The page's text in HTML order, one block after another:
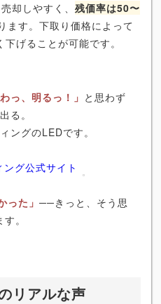
却しやすく、 残価率は50〜
ます。下取り価格によって
げることが可能です。
わっ、明るっ！」 と思わず
る。
ングのLEDです。
グ公式サイト
った」 ──きっと、そう思
。
リアルな声